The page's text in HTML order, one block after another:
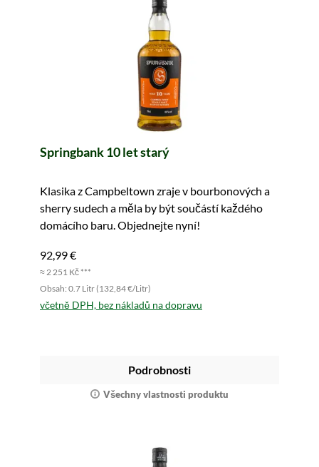
Springbank 10 let starý
Klasika z Campbeltown zraje v bourbonových a
sherry sudech a měla by být součástí každého
domácího baru. Objednejte nyní!
92,99 €
≈ 2 251 Kč ***
Obsah: 0.7 Litr (132,84 €/Litr)
včetně DPH, bez nákladů na dopravu
Podrobnosti
Všechny vlastnosti produktu